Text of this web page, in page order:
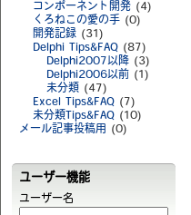
コンポーネント開発 (4)
くろねこの愛の手 (0)
開発記録 (31)
Delphi Tips&FAQ (87)
Delphi2007以降 (3)
Delphi2006以前 (1)
未分類 (47)
Excel Tips&FAQ (7)
未分類Tips&FAQ (10)
メール記事投稿用
(0)
ユーザー機能
ユーザー名